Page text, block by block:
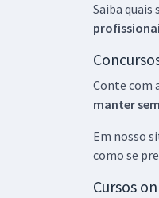
Saiba quais
Conte com
manter
Em nosso
como se
Cursos